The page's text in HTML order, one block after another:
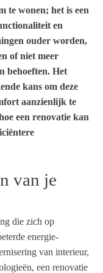
te wonen; het is een
en
ouder worden,
of niet meer
behoeften. Het
kans om deze
aanzienlijk te
een renovatie kan
van je
die zich op
energie-
van interieur,
een renovatie